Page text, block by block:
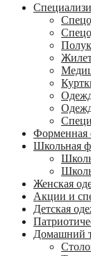
Форменная
Школьная
Женская
Акции и
Детская
Домашний